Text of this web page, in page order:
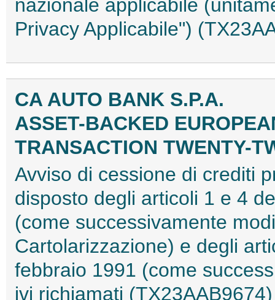
nazionale applicabile
Privacy Applicabile")
CA AUTO BANK S.P.A.
ASSET-BACKED
TRANSACTION TWENTY-
Avviso di cessione di crediti
disposto degli articoli 1 e 4
(come successivamente
Cartolarizzazione) e degli
febbraio 1991 (come
ivi richiamati (TX23AAB9674)